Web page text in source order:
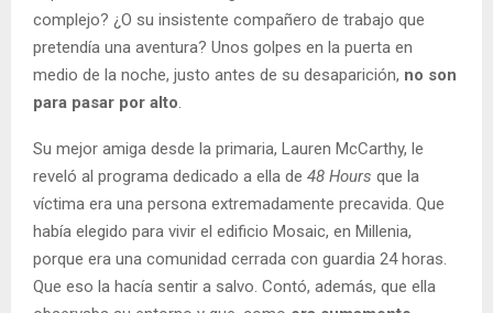
complejo? ¿O su insistente compañero de trabajo que
pretendía una aventura? Unos golpes en la puerta en
medio de la noche, justo antes de su desaparición, no son
para pasar por alto
Su mejor amiga desde la primaria, Lauren McCarthy, le
reveló al programa dedicado a ella de 48 Hours que la
víctima era una persona extremadamente precavida. Que
había elegido para vivir el edificio Mosaic, en Millenia,
porque era una comunidad cerrada con guardia 24 horas.
Que eso la hacía sentir a salvo. Contó, además, que ella